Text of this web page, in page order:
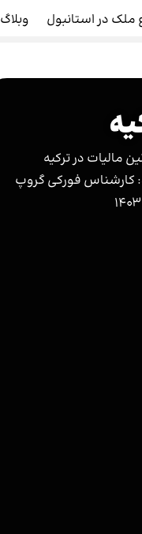
ملک در استانبول وبلاگ
مالیات در ترکیه
کارشناس فورکی گروپ